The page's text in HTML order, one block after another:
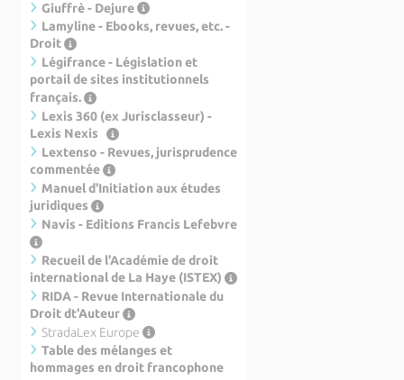
Giuffrè - Dejure
Lamyline - Ebooks, revues, etc. -
Droit
Légifrance - Législation et
portail de sites institutionnels
français.
Lexis 360 (ex Jurisclasseur) -
Lexis Nexis
Lextenso - Revues, jurisprudence
commentée
Manuel d'Initiation aux études
juridiques
Navis - Editions Francis Lefebvre
Recueil de l'Académie de droit
international de La Haye (ISTEX)
RIDA - Revue Internationale du
Droit dt'Auteur
StradaLex Europe
Table des mélanges et
hommages en droit francophone